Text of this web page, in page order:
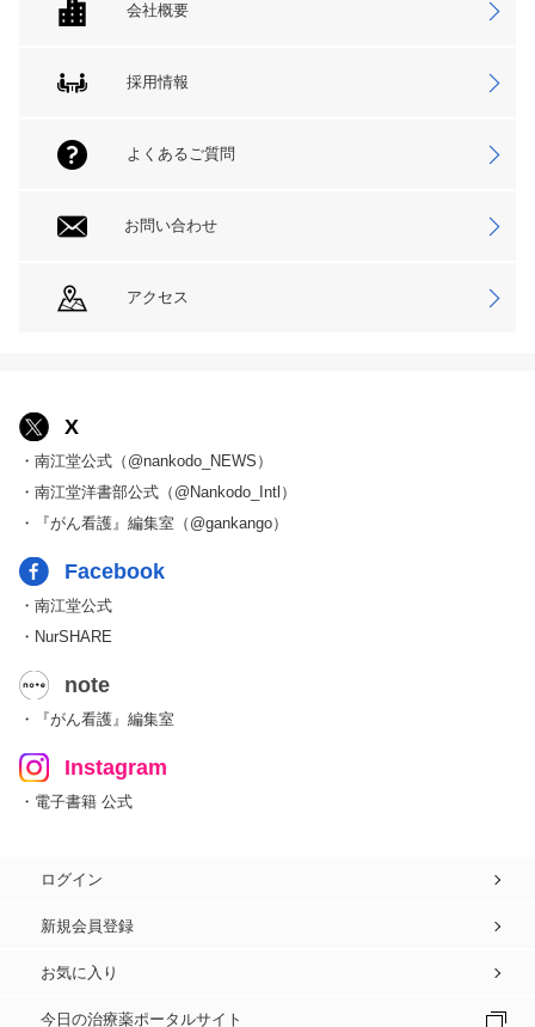
会社概要
採用情報
よくあるご質問
お問い合わせ
アクセス
X
・南江堂公式（@nankodo_NEWS）
・南江堂洋書部公式（@Nankodo_Intl）
・『がん看護』編集室（@gankango）
Facebook
・南江堂公式
・NurSHARE
note
・『がん看護』編集室
Instagram
・電子書籍 公式
ログイン
新規会員登録
お気に入り
今日の治療薬ポータルサイト